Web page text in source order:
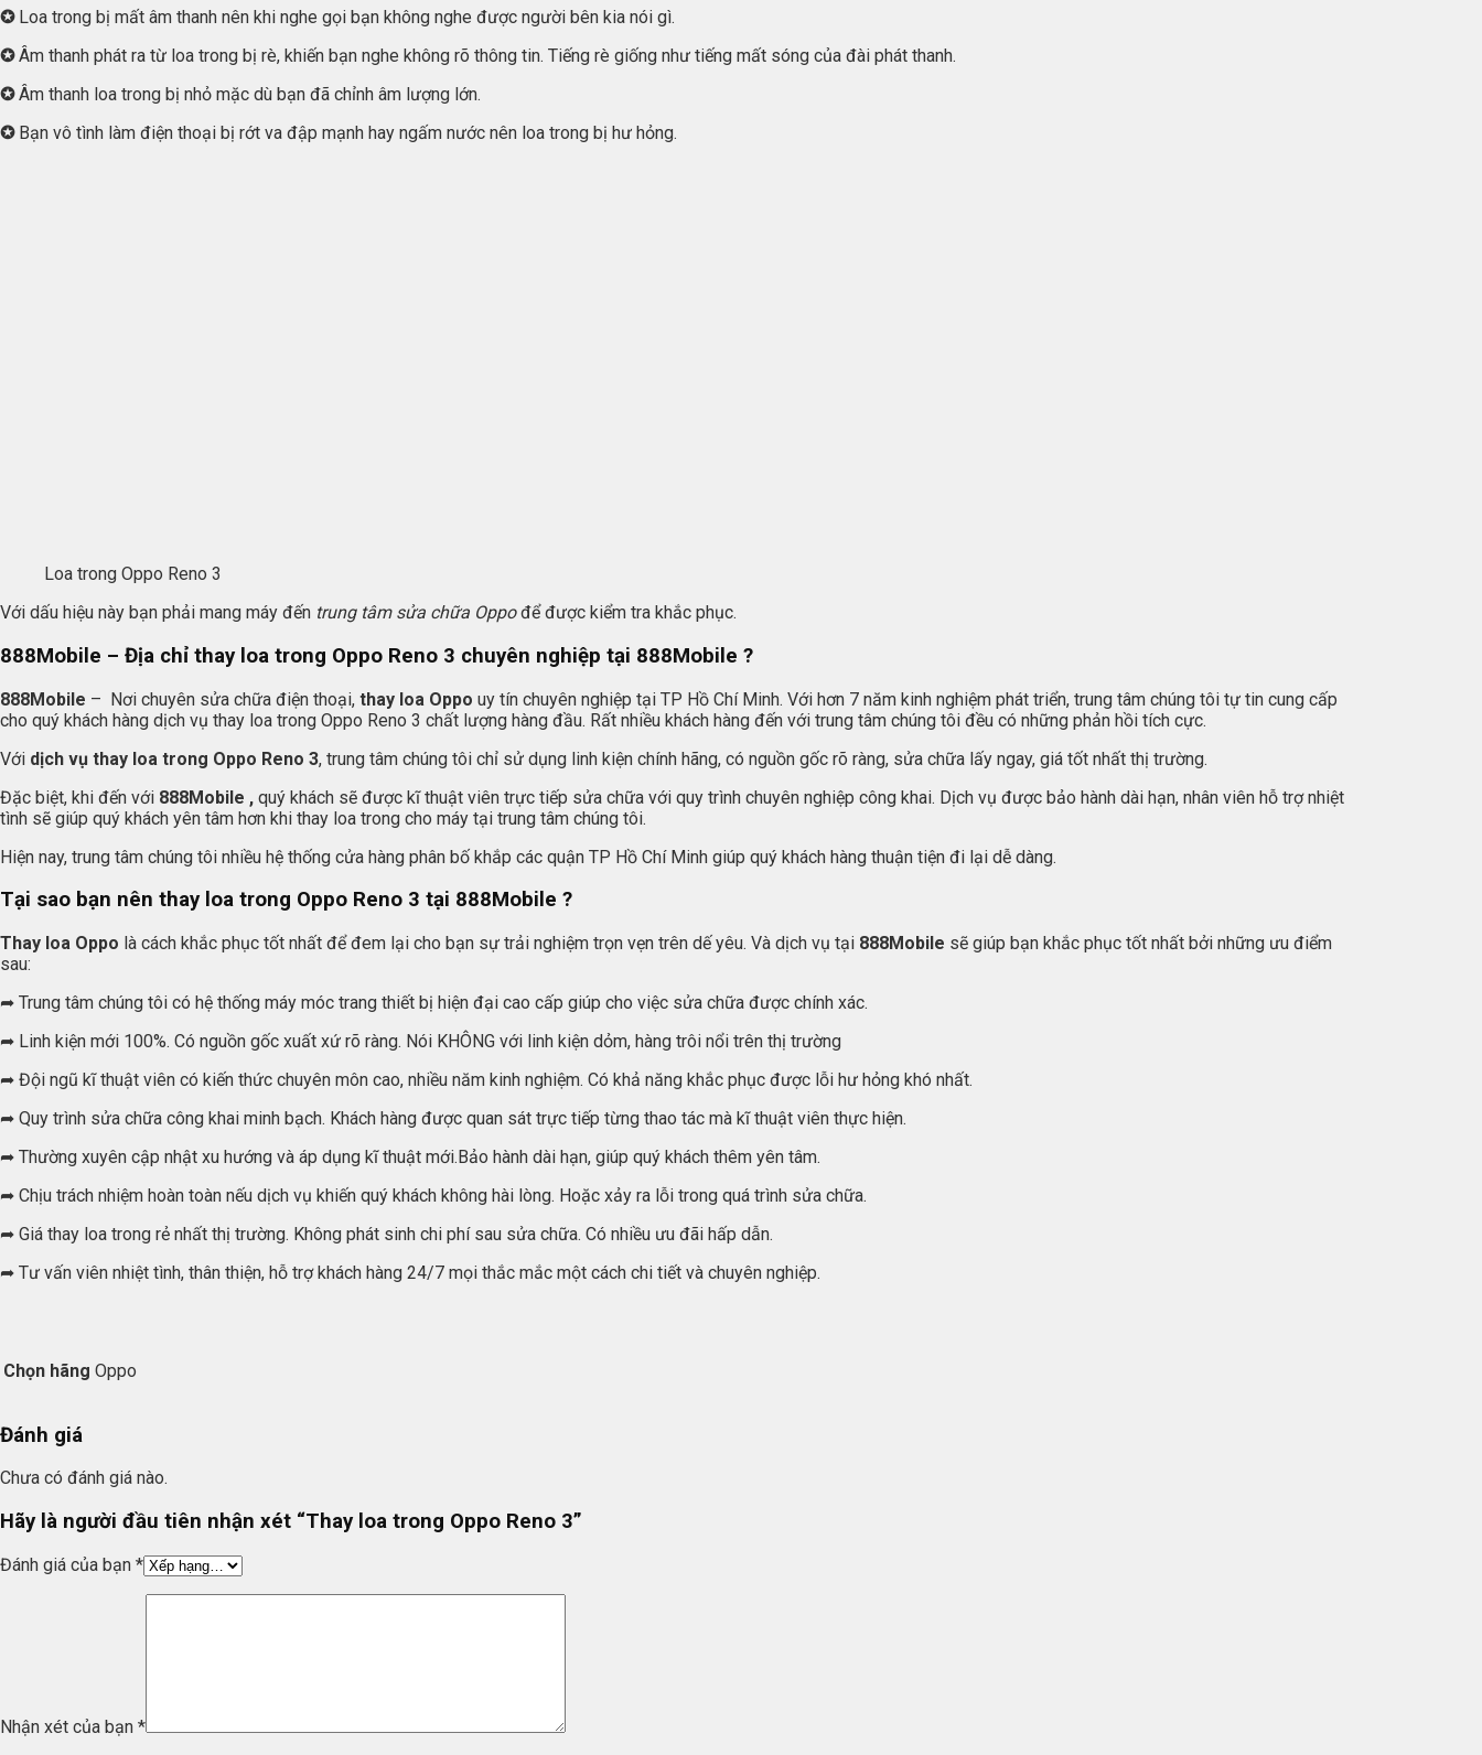
✪ Loa trong bị mất âm thanh nên khi nghe gọi bạn không nghe được người bên kia nói gì.
✪Âm thanh phát ra từ loa trong bị rè, khiến bạn nghe không rõ thông tin. Tiếng rè giống như tiếng mất sóng của đài phát thanh.
✪Âm thanh loa trong bị nhỏ mặc dù bạn đã chỉnh âm lượng lớn.
✪ Bạn vô tình làm điện thoại bị rớt va đập mạnh hay ngấm nước nên loa trong bị hư hỏng.
Loa trong Oppo Reno 3
Với dấu hiệu này bạn phải mang máy đến trung tâm sửa chữa Oppođể được kiểm tra khắc phục.
888Mobile – Địa chỉ thay loa trong Oppo Reno 3 chuyên nghiệp tại 888Mobile ?
888Mobile – Nơi chuyên sửa chữa điện thoại, thay loa Oppo uy tín chuyên nghiệp tại TP Hồ Chí Minh. Với hơn 7 năm kinh nghiệm phát triển, trung tâm chúng tôi tự tin cung cấp
cho quý khách hàng dịch vụ thay loa trong Oppo Reno 3 chất lượng hàng đầu. Rất nhiều khách hàng đến với trung tâm chúng tôi đều có những phản hồi tích cực.
Với dịch vụ thay loa trong Oppo Reno 3, trung tâm chúng tôi chỉ sử dụng linh kiện chính hãng, có nguồn gốc rõ ràng, sửa chữa lấy ngay, giá tốt nhất thị trường.
Đặc biệt, khi đến với 888Mobile , quý khách sẽ được kĩ thuật viên trực tiếp sửa chữa với quy trình chuyên nghiệp công khai. Dịch vụ được bảo hành dài hạn, nhân viên hỗ trợ nhiệt
tình sẽ giúp quý khách yên tâm hơn khi thay loa trong cho máy tại trung tâm chúng tôi.
Hiện nay, trung tâm chúng tôi nhiều hệ thống cửa hàng phân bố khắp các quận TP Hồ Chí Minh giúp quý khách hàng thuận tiện đi lại dễ dàng.
Tại sao bạn nên thay loa trong Oppo Reno 3 tại 888Mobile ?
Thay loa Oppo là cách khắc phục tốt nhất để đem lại cho bạn sự trải nghiệm trọn vẹn trên dế yêu. Và dịch vụ tại 888Mobile sẽ giúp bạn khắc phục tốt nhất bởi những ưu điểm
sau:
➦ Trung tâm chúng tôi có hệ thống máy móc trang thiết bị hiện đại cao cấp giúp cho việc sửa chữa được chính xác.
➦ Linh kiện mới 100%. Có nguồn gốc xuất xứ rõ ràng. Nói KHÔNG với linh kiện dỏm, hàng trôi nổi trên thị trường
➦ Đội ngũ kĩ thuật viên có kiến thức chuyên môn cao, nhiều năm kinh nghiệm. Có khả năng khắc phục được lỗi hư hỏng khó nhất.
➦ Quy trình sửa chữa công khai minh bạch. Khách hàng được quan sát trực tiếp từng thao tác mà kĩ thuật viên thực hiện.
➦ Thường xuyên cập nhật xu hướng và áp dụng kĩ thuật mới.Bảo hành dài hạn, giúp quý khách thêm yên tâm.
➦ Chịu trách nhiệm hoàn toàn nếu dịch vụ khiến quý khách không hài lòng. Hoặc xảy ra lỗi trong quá trình sửa chữa.
➦ Giá thay loa trong rẻ nhất thị trường. Không phát sinh chi phí sau sửa chữa. Có nhiều ưu đãi hấp dẫn.
➦ Tư vấn viên nhiệt tình, thân thiện, hỗ trợ khách hàng 24/7 mọi thắc mắc một cách chi tiết và chuyên nghiệp.
Chọn hãng Oppo
Đánh giá
Chưa có đánh giá nào.
Hãy là người đầu tiên nhận xét “Thay loa trong Oppo Reno 3”
Đánh giá của bạn *
Nhận xét của bạn *